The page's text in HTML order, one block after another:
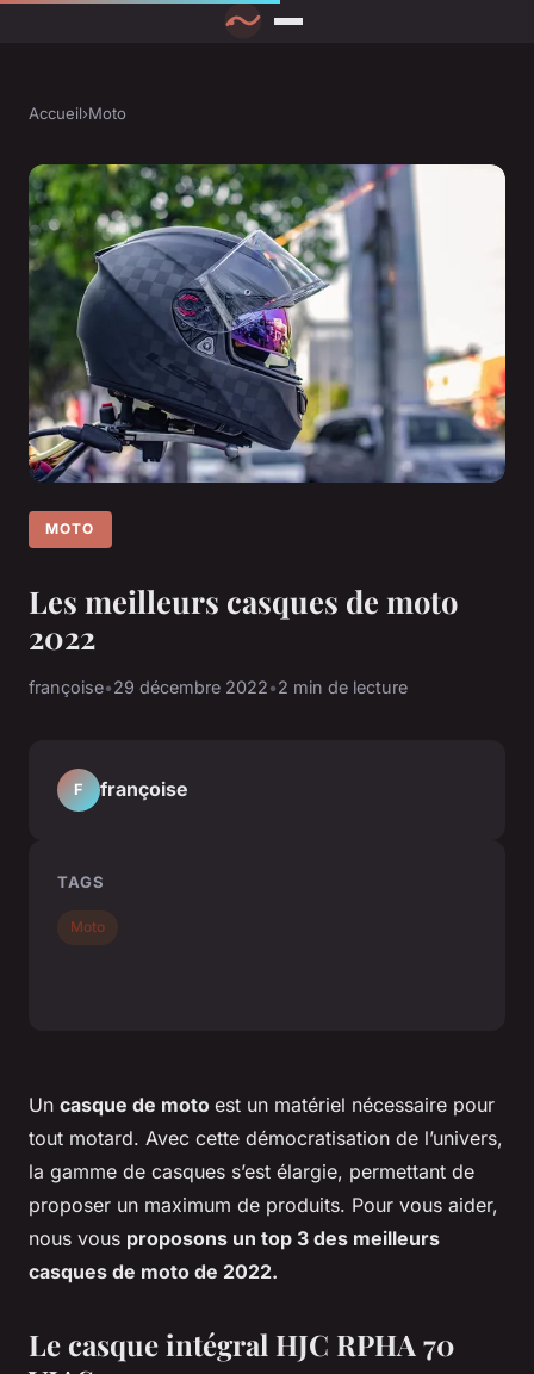
Accueil›Moto
MOTO
Les meilleurs casques de moto
2022
françoise•29 décembre 2022•2 min de lecture
Un casque de moto est un matériel nécessaire pour
tout motard. Avec cette démocratisation de l’univers,
la gamme de casques s’est élargie, permettant de
proposer un maximum de produits. Pour vous aider,
nous vous proposons un top 3 des meilleurs
casques de moto de 2022.
Le casque intégral HJC RPHA 70
F françoise
TAGS
Moto